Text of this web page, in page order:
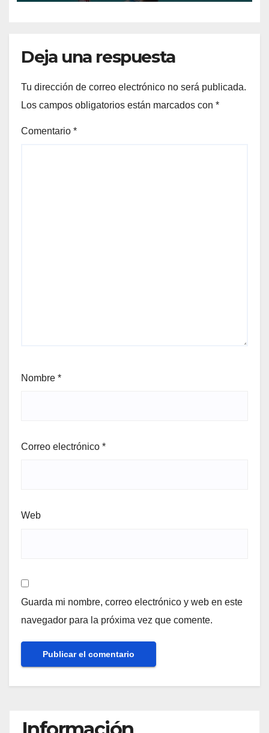
Deja una respuesta
Tu dirección de correo electrónico no será publicada.
Los campos obligatorios están marcados con *
Comentario *
Nombre *
Correo electrónico *
Web
Guarda mi nombre, correo electrónico y web en este
navegador para la próxima vez que comente.